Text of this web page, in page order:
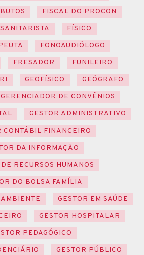
FISCAL DO PROCON
FÍSICO
FONOAUDIÓLOGO
FRESADOR
FUNILEIRO
GEOFÍSICO
GEÓGRAFO
GERENCIADOR DE CONVÊNIOS
GESTOR ADMINISTRATIVO
CONTÁBIL FINANCEIRO
DA INFORMAÇÃO
RECURSOS HUMANOS
DO BOLSA FAMÍLIA
GESTOR EM SAÚDE
GESTOR HOSPITALAR
PEDAGÓGICO
GESTOR PÚBLICO